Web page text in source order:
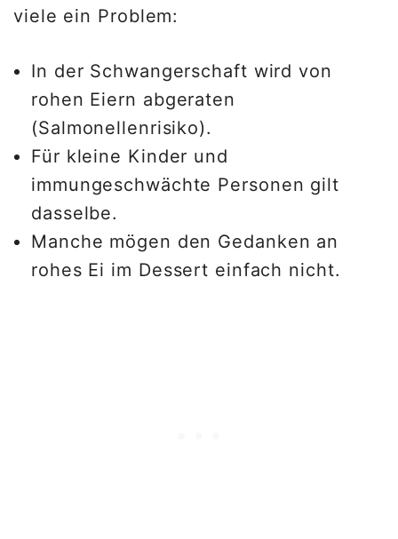
viele ein Problem:
In der Schwangerschaft wird von
rohen Eiern abgeraten
(Salmonellenrisiko).
Für kleine Kinder und
immungeschwächte Personen gilt
dasselbe.
Manche mögen den Gedanken an
rohes Ei im Dessert einfach nicht.